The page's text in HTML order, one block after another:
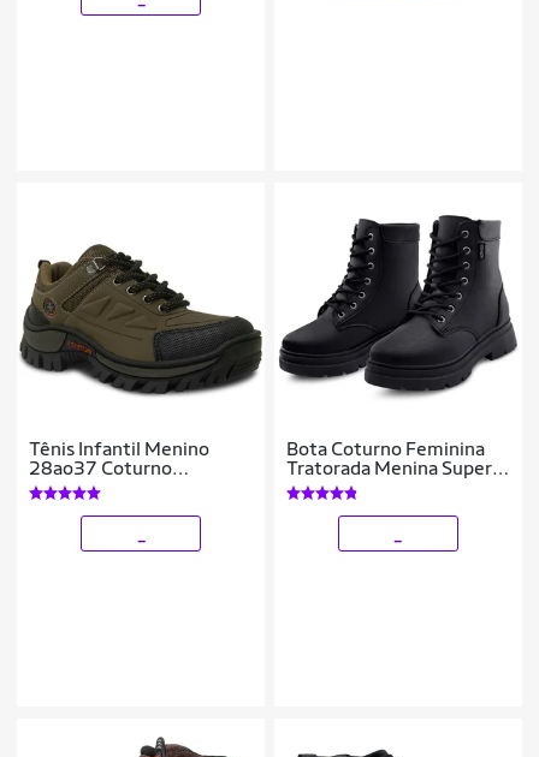
Tênis Infantil Menino
28ao37 Coturno
Adventure 11.149j
Bota Coturno Feminina
Tratorada Menina Super
Conforto Cano Médio
Preta